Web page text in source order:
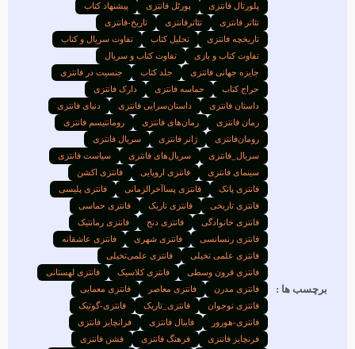
برچسب ها :
پلورتال فانتزی
پورٹل فانتزی
پیشنهاد کتاب
تئاتر فانتزی
تئاترفانتزی
تاریخ-فانتزی
تاریخچه فانتزی
تحلیل کتاب
تفاوت سریال و کتاب
تفاوت کتاب و بازی
تفاوت کتاب و سریال
جایزه جهانی فانتزی
جلد کتاب
جنسیت در فانتزی
حراج کتاب
حماسه فانتزی
دارک فانتزی
داستان فانتزی
داستان‌سرایی فانتزی
دنیای فانتزی
رمان فانتزی
رمان‌های فانتزی
رومانتیسم فانتزی
رومان‌فانتزی
ژانر فانتزی
سریال فانتزی
سریال_فانتزی
سریال‌های فانتزی
سیاست فانتزی
سینمای فانتزی
فانتزی اروپایی
فانتزی اکشن
فانتزی پانک
فانتزی پساآخرالزمانی
فانتزی پلیسی
فانتزی تاریخی
فانتزی تاریک
فانتزی حماسی
فانتزی خانوادگی
فانتزی دنج
فانتزی رمانتیک
فانتزی رنسانسی
فانتزی شهری
فانتزی عاشقانه
فانتزی علمی تخیلی
فانتزی علمی‌تخیلی
فانتزی قرون وسطی
فانتزی کلاسیک
فانتزی لهستانی
فانتزی مدرن
فانتزی معاصر
فانتزی معمایی
فانتزی نوجوان
فانتزی_تاریک
فانتزی-گوتیک
فانتزی-هورور
فاینال فانتزی
فرانچایز فانتزی
فرنچایز فانتزی
فرهنگ فانتزی فشن فانتزی